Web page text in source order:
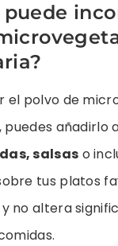
puede
el polvo de
puedes añadirlo
salsas o
tus platos
no altera